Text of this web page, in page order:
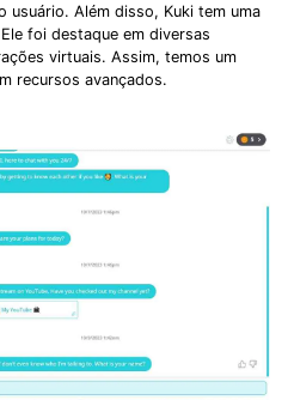
usuário. Além disso, Kuki tem uma
foi destaque em diversas
virtuais. Assim, temos um
recursos avançados.